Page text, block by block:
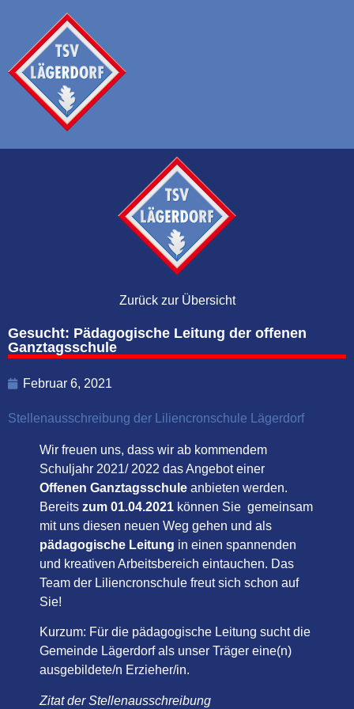
Zurück zur Übersicht
Gesucht: Pädagogische Leitung der offenen
Ganztagsschule
Februar 6, 2021
Stellenausschreibung der Liliencronschule Lägerdorf
Wir freuen uns, dass wir ab kommendem
Schuljahr 2021/ 2022 das Angebot einer
Offenen Ganztagsschule anbieten werden.
Bereits zum 01.04.2021 können Sie gemeinsam
mit uns diesen neuen Weg gehen und als
pädagogische Leitung in einen spannenden
und kreativen Arbeitsbereich eintauchen. Das
Team der Liliencronschule freut sich schon auf
Sie!
Kurzum: Für die pädagogische Leitung sucht die
Gemeinde Lägerdorf als unser Träger eine(n)
ausgebildete/n Erzieher/in.
Zitat der Stellenausschreibung